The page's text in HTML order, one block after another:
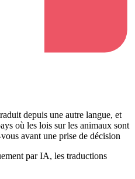
depuis une autre langue, et
où les lois sur les animaux sont
avant une prise de décision
par IA, les traductions